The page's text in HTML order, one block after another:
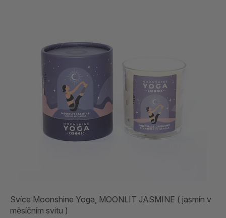
Svíce Moonshine Yoga, MOONLIT JASMINE ( jasmín v
měsíčním svitu )